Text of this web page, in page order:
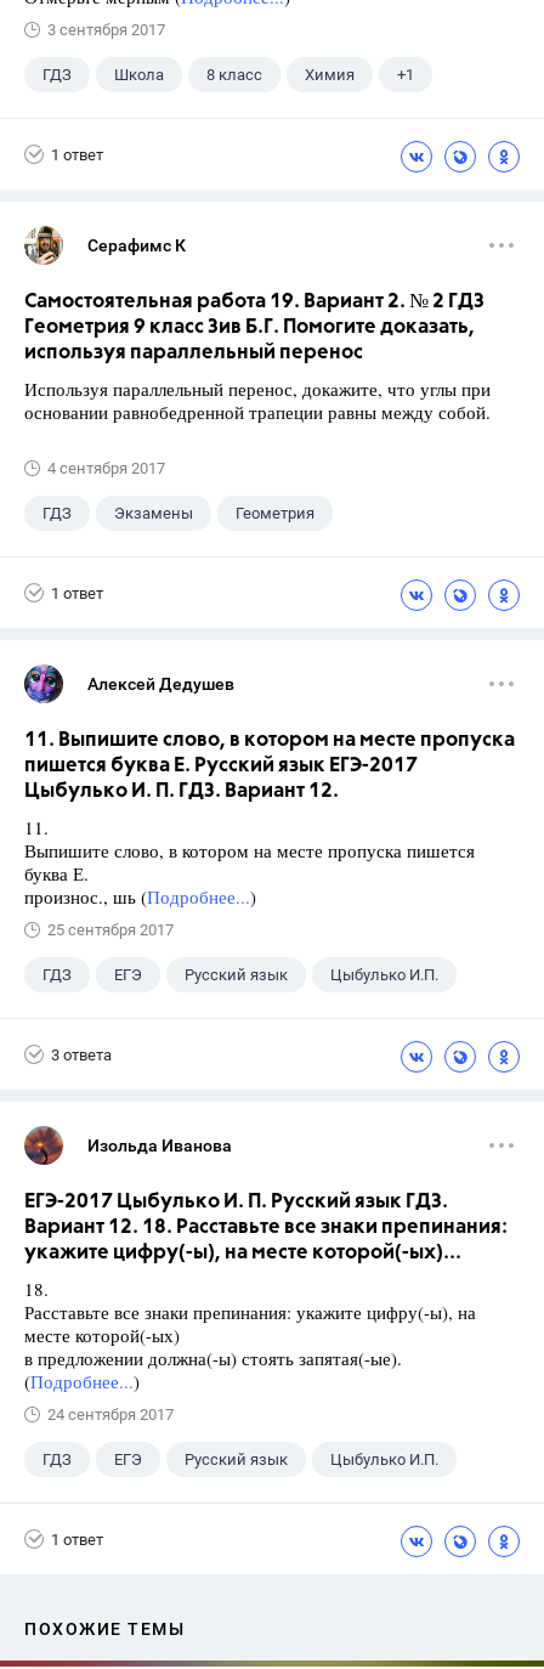
3 сентября 2017
ГДЗ Школа 8 класс Химия +1
1 ответ
Серафимс К
Самостоятельная работа 19. Вариант 2. № 2 ГДЗ
Геометрия 9 класс Зив Б.Г. Помогите доказать,
используя параллельный перенос
Используя параллельный перенос, докажите, что углы при
основании равнобедренной трапеции равны между собой.
4 сентября 2017
ГДЗ Экзамены Геометрия
1 ответ
Алексей Дедушев
11. Выпишите слово, в котором на месте пропуска
пишется буква Е. Русский язык ЕГЭ-2017
Цыбулько И. П. ГДЗ. Вариант 12.
11.
Выпишите слово, в котором на месте пропуска пишется
буква Е.
произнос., шь (Подробнее...)
25 сентября 2017
ГДЗ ЕГЭ Русский язык Цыбулько И.П.
3 ответа
Изольда Иванова
ЕГЭ-2017 Цыбулько И. П. Русский язык ГДЗ.
Вариант 12. 18. Расставьте все знаки препинания:
укажите цифру(-ы), на месте которой(-ых)...
18.
Расставьте все знаки препинания: укажите цифру(-ы), на
месте которой(-ых)
в предложении должна(-ы) стоять запятая(-ые).
(Подробнее...)
24 сентября 2017
ГДЗ ЕГЭ Русский язык Цыбулько И.П.
1 ответ
ПОХОЖИЕ ТЕМЫ